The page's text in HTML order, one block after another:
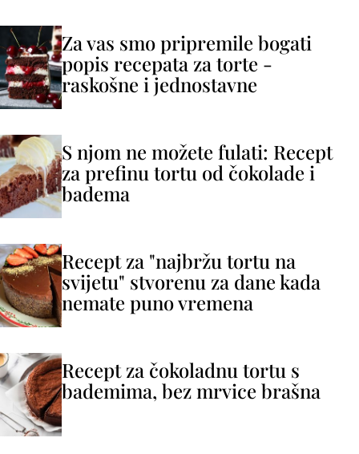
Za vas smo pripremile bogati
popis recepata za torte -
raskošne i jednostavne
S njom ne možete fulati: Recept
za prefinu tortu od čokolade i
badema
Recept za "najbržu tortu na
svijetu" stvorenu za dane kada
nemate puno vremena
Recept za čokoladnu tortu s
bademima, bez mrvice brašna